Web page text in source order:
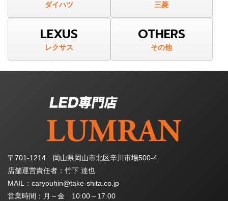
ダイハツ 三菱
LEXUS
レクサス
OTHERS
その他
〒701-1214 岡山県岡山市北区辛川市場500-4
店舗運営責任者：竹下 達也
MAIL：caryouhin@take-shita.co.jp
営業時間：月～金 10:00～17:00